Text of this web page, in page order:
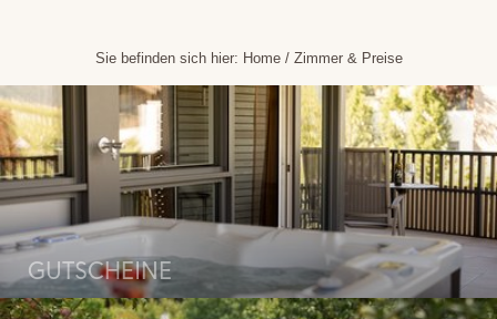
Sie befinden sich hier: Home/ Zimmer & Preise
GUTSCHEINE